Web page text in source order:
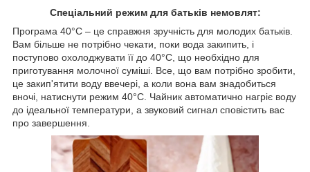
Спеціальний режим для батьків немовлят:
Програма 40°C – це справжня зручність для молодих батьків.
Вам більше не потрібно чекати, поки вода закипить, і
поступово охолоджувати її до 40°C, що необхідно для
приготування молочної суміші. Все, що вам потрібно зробити,
це закип'ятити воду ввечері, а коли вона вам знадобиться
вночі, натиснути режим 40°C. Чайник автоматично нагріє воду
до ідеальної температури, а звуковий сигнал сповістить вас
про завершення.